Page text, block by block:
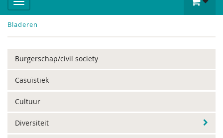
Bladeren
Burgerschap/civil society
Casuïstiek
Cultuur
Diversiteit